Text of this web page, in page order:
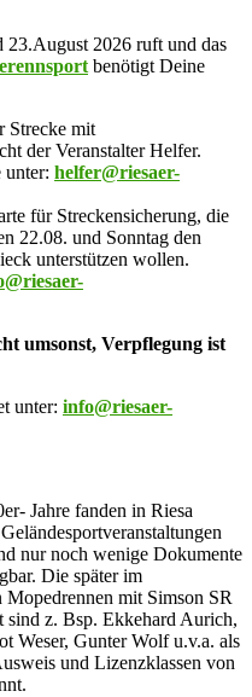
23.August 2026 ruft und das
benötigt Deine
Strecke mit
der Veranstalter Helfer.
unter: helfer@riesaer-
für Streckensicherung, die
22.08. und Sonntag den
unterstützen wollen.
umsonst, Verpflegung ist
unter: info@riesaer-
Jahre fanden in Riesa
nur noch wenige Dokumente
Die später im
mit Simson SR
sind z. Bsp. Ekkehard Aurich,
Weser, Gunter Wolf u.v.a. als
und Lizenzklassen von